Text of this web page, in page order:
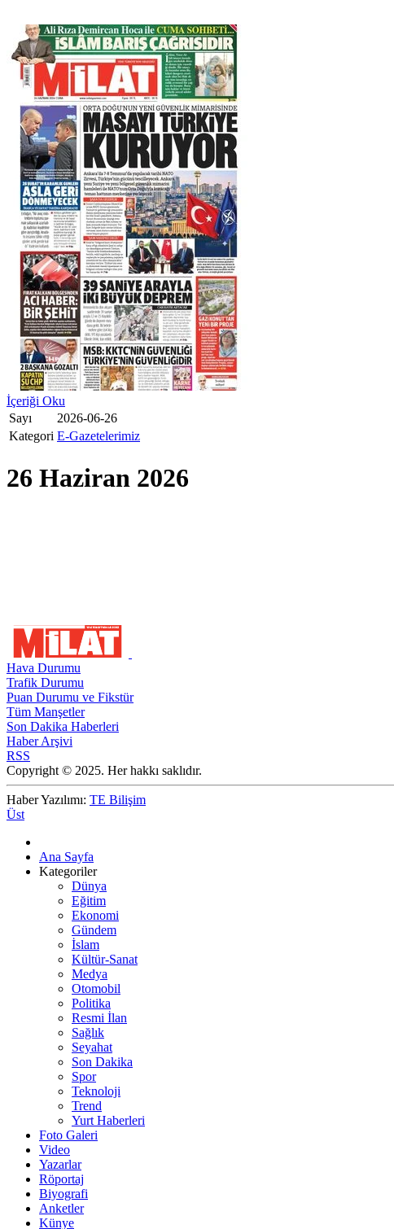
İçeriği Oku
Sayı
2026-06-26
Kategori E-Gazetelerimiz
26 Haziran 2026
Hava Durumu
Trafik Durumu
Puan Durumu ve Fikstür
Tüm Manşetler
Son Dakika Haberleri
Haber Arşivi
RSS
Copyright © 2025. Her hakkı saklıdır.
Haber Yazılımı: TE Bilişim
Üst
Ana Sayfa
Kategoriler
Dünya
Eğitim
Ekonomi
Gündem
İslam
Kültür-Sanat
Medya
Otomobil
Politika
Resmi İlan
Sağlık
Seyahat
Son Dakika
Spor
Teknoloji
Trend
Yurt Haberleri
Foto Galeri
Video
Yazarlar
Röportaj
Biyografi
Anketler
Künye